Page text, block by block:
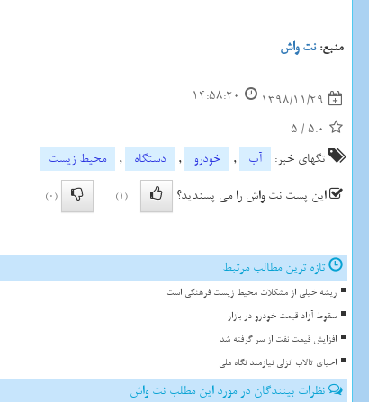
منبع:نت واش
1398/11/29
14:58:20
5.0
/
5
تگهای خبر:
آب , خودرو , دستگاه ,
محیط زیست
این پست نت واش را می پسندید؟
(1)
(0)
تازه ترین مطالب مرتبط
ریشه خیلی از مشکلات محیط زیست فرهنگی است
سقوط آزاد قیمت خودرو در بازار
افزایش قیمت نفت از سر گرفته شد
احیای تالاب انزلی نیازمند نگاه ملی
نظرات بینندگان در مورد این مطلب نت واش